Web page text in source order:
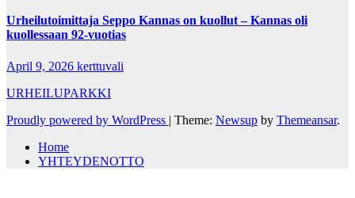
Urheilutoimittaja Seppo Kannas on kuollut – Kannas oli
kuollessaan 92-vuotias
April 9, 2026 kerttuvali
URHEILUPARKKI
Proudly powered by WordPress | Theme: Newsup by Themeansar.
Home
YHTEYDENOTTO